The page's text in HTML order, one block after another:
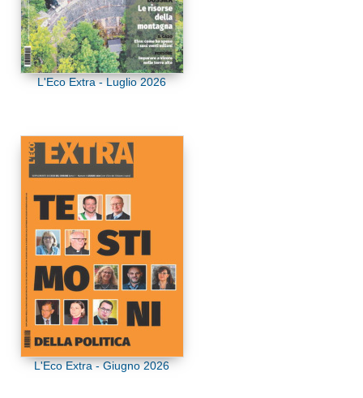
L'Eco Extra - Luglio 2026
L'Eco Extra - Giugno 2026